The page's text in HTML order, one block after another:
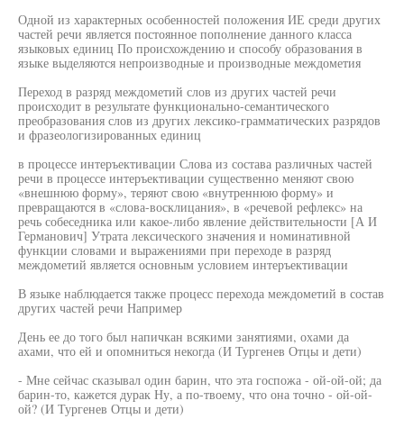
Одной из характерных особенностей положения ИЕ среди других
частей речи является постоянное пополнение данного класса
языковых единиц По происхождению и способу образования в
языке выделяются непроизводные и производные междометия
Переход в разряд междометий слов из других частей речи
происходит в результате функционально-семантического
преобразования слов из других лексико-грамматических разрядов
и фразеологизированных единиц
в процессе интеръективации Слова из состава различных частей
речи в процессе интеръективации существенно меняют свою
«внешнюю форму», теряют свою «внутреннюю форму» и
превращаются в «слова-восклицания», в «речевой рефлекс» на
речь собеседника или какое-либо явление действительности [А И
Германович] Утрата лексического значения и номинативной
функции словами и выражениями при переходе в разряд
междометий является основным условием интеръективации
В языке наблюдается также процесс перехода междометий в состав
других частей речи Например
День ее до того был напичкан всякими занятиями, охами да
ахами, что ей и опомниться некогда (И Тургенев Отцы и дети)
- Мне сейчас сказывал один барин, что эта госпожа - ой-ой-ой; да
барин-то, кажется дурак Ну, а по-твоему, что она точно - ой-ой-
ой? (И Тургенев Отцы и дети)